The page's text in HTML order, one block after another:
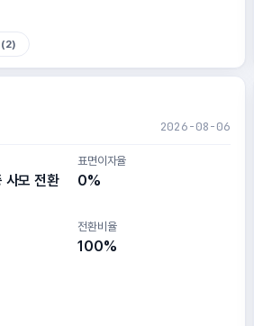
(2)
2026-08-06
사모 전환
표면이자율
0%
전환비율
100%